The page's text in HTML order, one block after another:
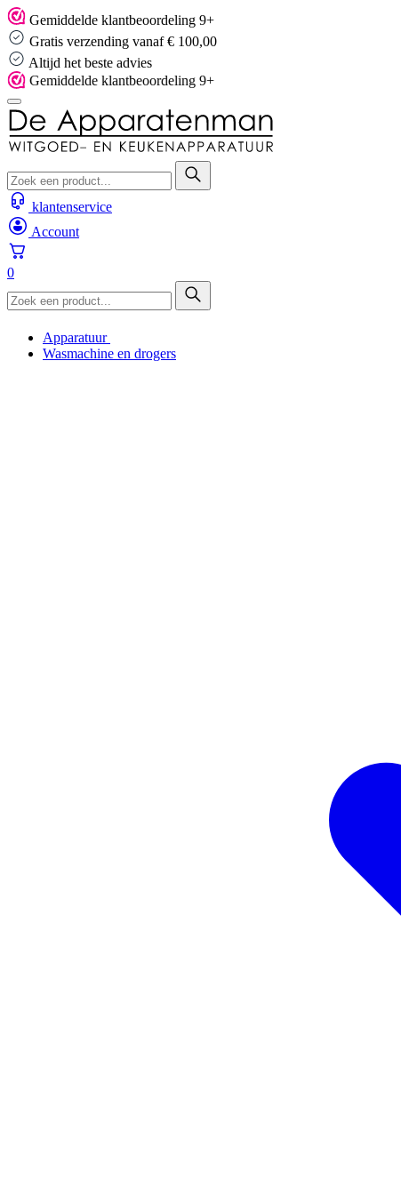
Skip
to
content
Gemiddelde klantbeoordeling 9+
Gratis verzending vanaf € 100,00
Altijd het beste advies
Gemiddelde klantbeoordeling 9+
klantenservice
Account
0
Apparatuur
Wasmachine en drogers